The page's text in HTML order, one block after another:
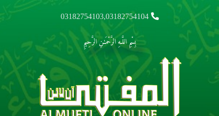
03182754103,03182754104
بِسْمِ اللَّـهِ الرَّحْمَـٰنِ الرَّحِيمِ